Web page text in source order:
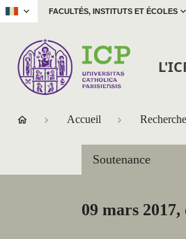
| FACULTÉS, INSTITUTS ET ÉCOLES
Accueil Recherche
Soutenance
09 mars 2017,